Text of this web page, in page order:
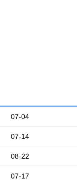
07-04
07-14
08-22
07-17